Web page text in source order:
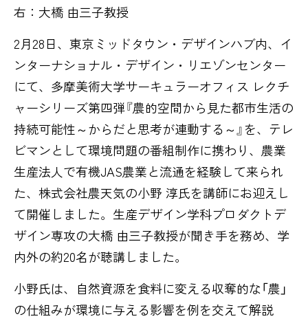
右：大橋 由三子教授
2月28日、東京ミッドタウン・デザインハブ内、イ
ンターナショナル・デザイン・リエゾンセンター
にて、多摩美術大学サーキュラーオフィス レクチ
ャーシリーズ第四弾『農的空間から見た都市生活の
持続可能性～からだと思考が連動する～』を、テレ
ビマンとして環境問題の番組制作に携わり、農業
生産法人で有機JAS農業と流通を経験して来られ
た、株式会社農天気の小野 淳氏を講師にお迎えし
て開催しました。生産デザイン学科プロダクトデ
ザイン専攻の大橋 由三子教授が聞き手を務め、学
内外の約20名が聴講しました。
小野氏は、自然資源を食料に変える収奪的な「農」
の仕組みが環境に与える影響を例を交えて解説